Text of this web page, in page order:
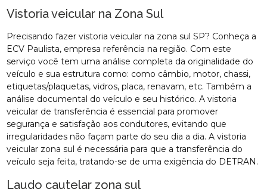
Vistoria veicular na Zona Sul
Precisando fazer vistoria veicular na zona sul SP? Conheça a
ECV Paulista, empresa referência na região. Com este
serviço você tem uma análise completa da originalidade do
veículo e sua estrutura como: como câmbio, motor, chassi,
etiquetas/plaquetas, vidros, placa, renavam, etc. Também a
análise documental do veículo e seu histórico. A vistoria
veicular de transferência é essencial para promover
segurança e satisfação aos condutores, evitando que
irregularidades não façam parte do seu dia a dia. A vistoria
veicular zona sul é necessária para que a transferência do
veículo seja feita, tratando-se de uma exigência do DETRAN.
Laudo cautelar zona sul